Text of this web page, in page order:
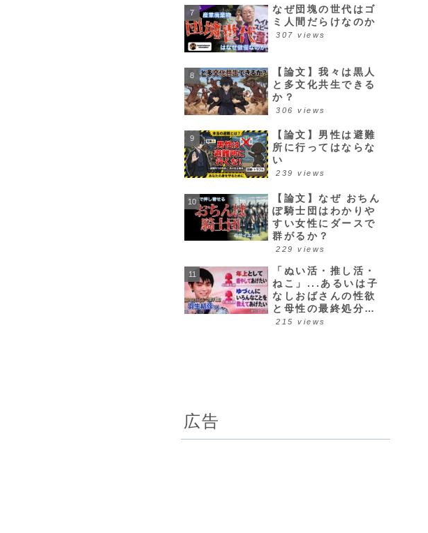
なぜ団塊の世代はゴ
ミ人間だらけなのか
307 views
【論文】我々は黒人
と多文化共生できる
か？
306 views
【論文】男性は避難
所に行ってはならな
い
239 views
【論文】なぜ おちん
ぽ騎士団はわかりや
すい女性にダースで
群がるか？
229 views
「ぬい活・推し活・
ねこ」...あるいは子
なしおばさんの性欲
と母性の最終処分場
について
215 views
広告